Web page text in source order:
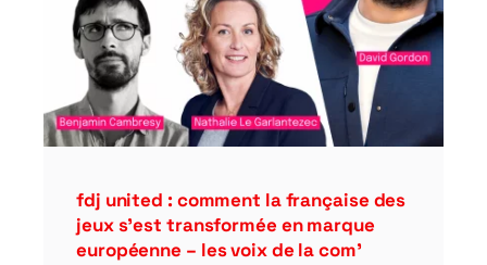
fdj united : comment la française des
jeux s’est transformée en marque
européenne – les voix de la com’